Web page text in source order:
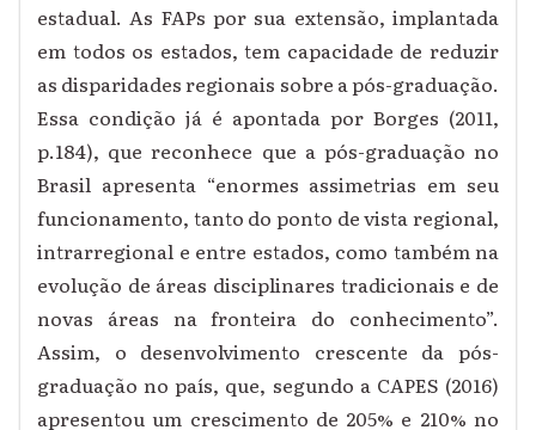
estadual. As FAPs por sua extensão, implantada
em todos os estados, tem capacidade de reduzir
as disparidades regionais sobre a pós-graduação.
Essa condição já é apontada por Borges (2011,
p.184), que reconhece que a pós-graduação no
Brasil apresenta “enormes assimetrias em seu
funcionamento, tanto do ponto de vista regional,
intrarregional e entre estados, como também na
evolução de áreas disciplinares tradicionais e de
novas áreas na fronteira do conhecimento”.
Assim, o desenvolvimento crescente da pós-
graduação no país, que, segundo a CAPES (2016)
apresentou um crescimento de 205% e 210% no